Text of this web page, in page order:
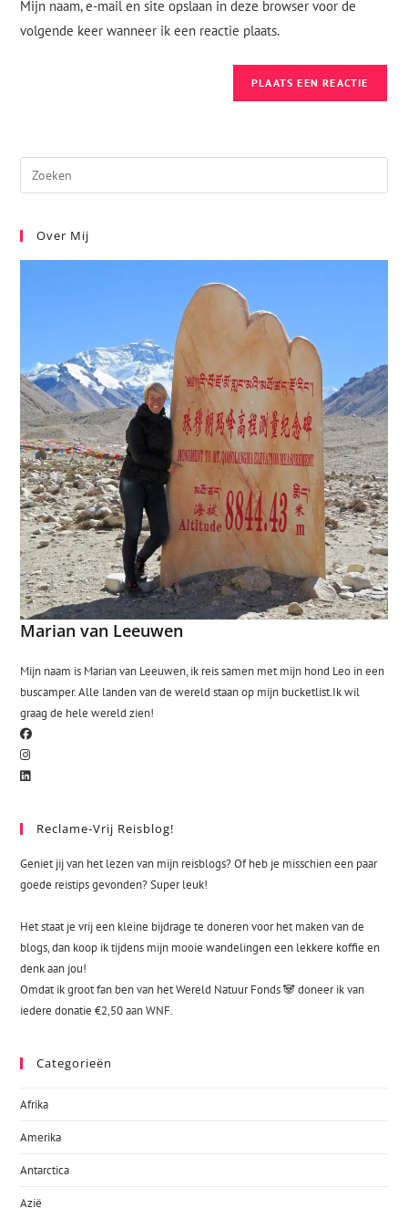
Mijn naam, e-mail en site opslaan in deze browser voor de
volgende keer wanneer ik een reactie plaats.
Over Mij
Marian van Leeuwen
Mijn naam is Marian van Leeuwen, ik reis samen met mijn hond Leo in een
buscamper. Alle landen van de wereld staan op mijn bucketlist.Ik wil
graag de hele wereld zien!
Reclame-Vrij Reisblog!
Geniet jij van het lezen van mijn reisblogs? Of heb je misschien een paar
goede reistips gevonden? Super leuk!
Het staat je vrij een kleine bijdrage te doneren voor het maken van de
blogs, dan koop ik tijdens mijn mooie wandelingen een lekkere koffie en
denk aan jou!
Omdat ik groot fan ben van het Wereld Natuur Fonds 🐼 doneer ik van
iedere donatie €2,50 aan WNF.
Categorieën
Afrika
Amerika
Antarctica
Azië